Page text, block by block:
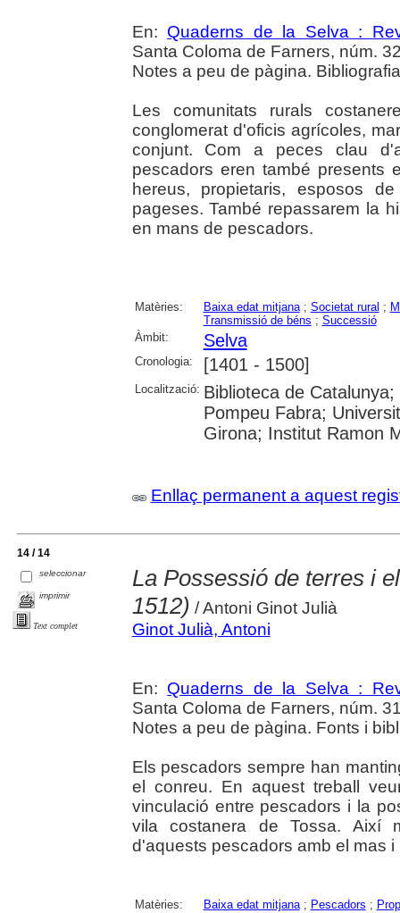
En: Quaderns de la Selva :
Santa Coloma de Farners, núm.
Notes a peu de pàgina.
Les comunitats rurals
conglomerat d'oficis agrícoles,
conjunt. Com a peces clau
pescadors eren també presents
hereus, propietaris, esposos
pageses. També repassarem la
en mans de pescadors.
Matèries: Baixa edat mitjana; Societat rural ;
Transmissió de béns ; Successió
Àmbit:
Selva
Cronologia: [1401 - 1500]
Localització: Biblioteca de
Pompeu Fabra;
Girona; Institut Ramon
Enllaç permanent a aquest
14 / 14
seleccionar
imprimir
Text complet
La Possessió de terres i
1512) / Antoni Ginot Julià
Ginot Julià, Antoni
En: Quaderns de la Selva :
Santa Coloma de Farners, núm.
Notes a peu de pàgina. Fonts i
Els pescadors sempre han
el conreu. En aquest treball
vinculació entre pescadors i la
vila costanera de Tossa. Així
d'aquests pescadors amb el mas i
Matèries: Baixa edat mitjana; Pescadors ;